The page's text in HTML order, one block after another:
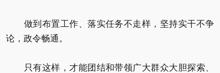
做到布置工作、落实任务不走样，坚持实干不争
论，政令畅通。
只有这样，才能团结和带领广大群众大胆探索、